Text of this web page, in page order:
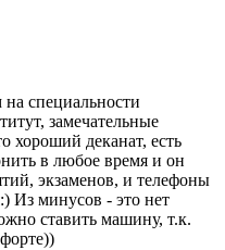
специальности
замечательные
хороший деканат, есть
в любое время и он
экзаменов, и телефоны
Из минусов - это нет
ставить машину, т.к.